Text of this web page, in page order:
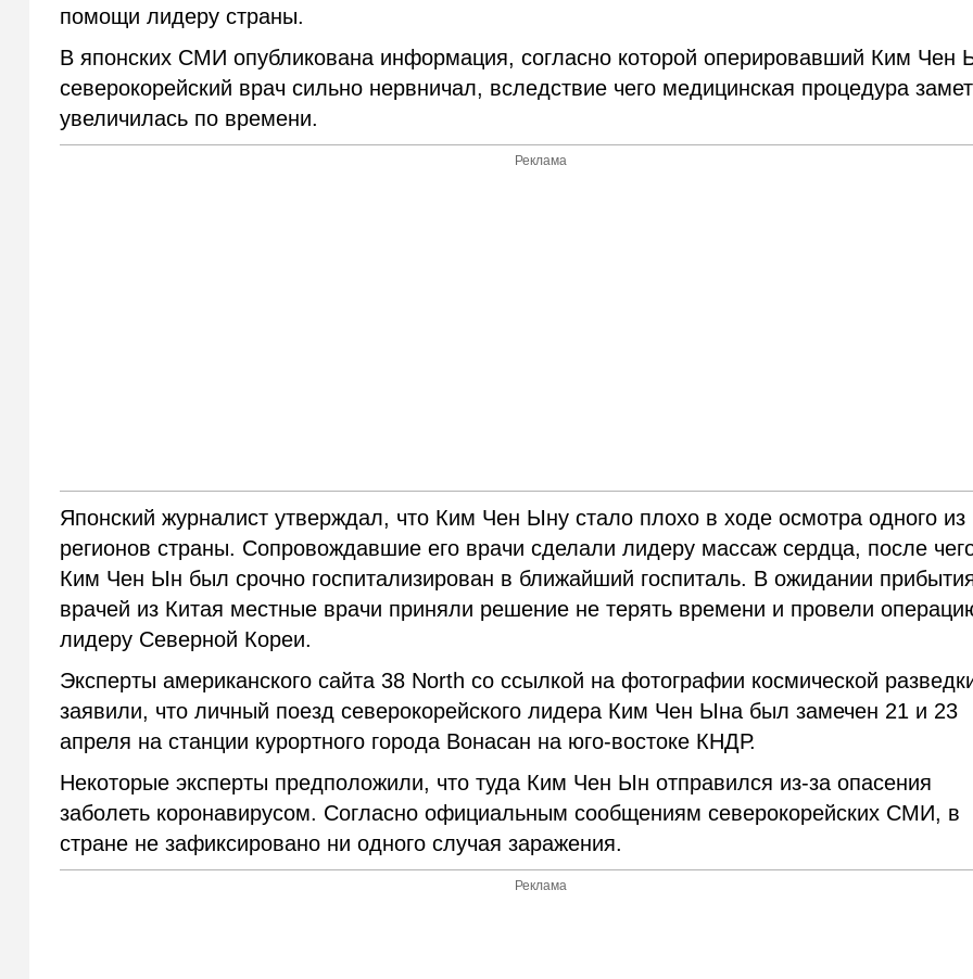
помощи лидеру страны.
В японских СМИ опубликована информация, согласно которой оперировавший Ким Чен
северокорейский врач сильно нервничал, вследствие чего медицинская процедура
увеличилась по времени.
Реклама
Японский журналист утверждал, что Ким Чен Ыну стало плохо в ходе осмотра одного из
регионов страны. Сопровождавшие его врачи сделали лидеру массаж сердца, после
Ким Чен Ын был срочно госпитализирован в ближайший госпиталь. В ожидании
врачей из Китая местные врачи приняли решение не терять времени и провели
лидеру Северной Кореи.
Эксперты американского сайта 38 North со ссылкой на фотографии космической
заявили, что личный поезд северокорейского лидера Ким Чен Ына был замечен 21 и 23
апреля на станции курортного города Вонасан на юго-востоке КНДР.
Некоторые эксперты предположили, что туда Ким Чен Ын отправился из-за опасения
заболеть коронавирусом. Согласно официальным сообщениям северокорейских СМИ, в
стране не зафиксировано ни одного случая заражения.
Реклама